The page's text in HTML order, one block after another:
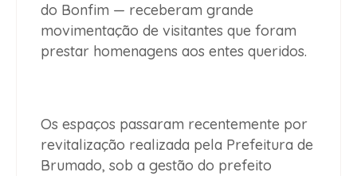
do Bonfim — receberam grande
movimentação de visitantes que foram
prestar homenagens aos entes queridos.
Os espaços passaram recentemente por
revitalização realizada pela Prefeitura de
Brumado, sob a gestão do prefeito